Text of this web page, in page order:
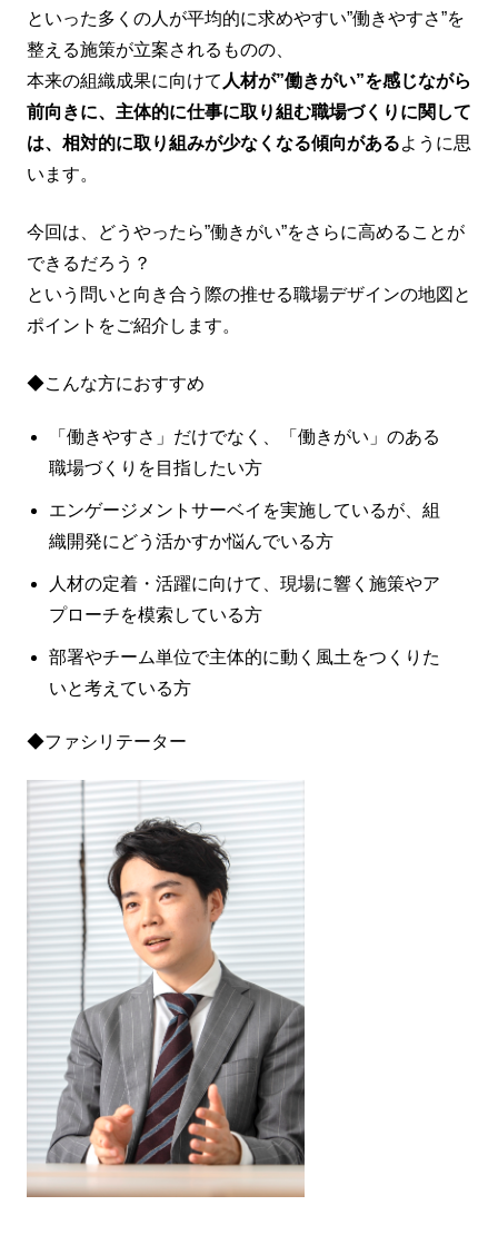
といった多くの人が平均的に求めやすい”働きやすさ”を
整える施策が立案されるものの、
本来の組織成果に向けて 人材が”働きがい”を感じながら
前向きに、主体的に仕事に取り組む職場づくりに関して
は、相対的に取り組みが少なくなる傾向があるように思
います。
今回は、どうやったら”働きがい”をさらに高めることが
できるだろう？
という問いと向き合う際の推せる職場デザインの地図と
ポイントをご紹介します。
◆こんな方におすすめ
「働きやすさ」だけでなく、「働きがい」のある
職場づくりを目指したい方
エンゲージメントサーベイを実施しているが、組
織開発にどう活かすか悩んでいる方
人材の定着・活躍に向けて、現場に響く施策やア
プローチを模索している方
部署やチーム単位で主体的に動く風土をつくりた
いと考えている方
◆ファシリテーター